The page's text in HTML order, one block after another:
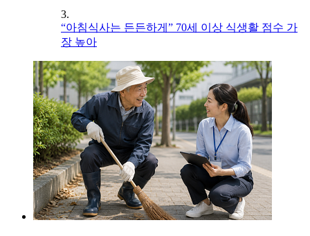
3.
“아침식사는 든든하게” 70세 이상 식생활 점수 가
장 높아